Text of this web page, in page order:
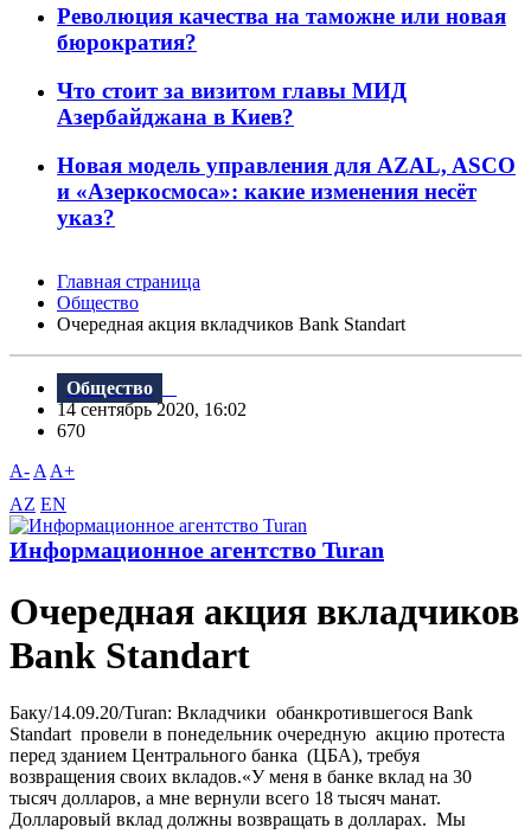
Революция качества на таможне или новая
бюрократия?
Что стоит за визитом главы МИД
Азербайджана в Киев?
Новая модель управления для AZAL, ASCO
и «Азеркосмоса»: какие изменения несёт
указ?
Главная страница
Общество
Очередная акция вкладчиков Bank Standart
Общество
14 сентябрь 2020, 16:02
670
A- A A+
AZ EN
Информационное агентство Turan
Очередная акция вкладчиков
Bank Standart
Баку/14.09.20/Turan: Вкладчики обанкротившегося Bank
Standart провели в понедельник очередную акцию протеста
перед зданием Центрального банка (ЦБА), требуя
возвращения своих вкладов.«У меня в банке вклад на 30
тысяч долларов, а мне вернули всего 18 тысяч манат.
Долларовый вклад должны возвращать в долларах. Мы